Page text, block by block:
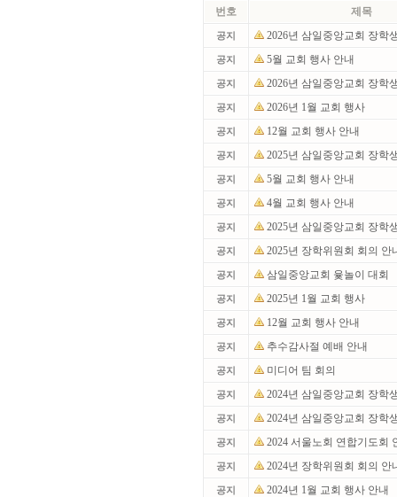
번호 제목
공지 2026년 삼일중앙교회 장학
공지 5월 교회 행사 안내
공지 2026년 삼일중앙교회 장학
공지 2026년 1월 교회 행사
공지 12월 교회 행사 안내
공지 2025년 삼일중앙교회 장학
공지 5월 교회 행사 안내
공지 4월 교회 행사 안내
공지 2025년 삼일중앙교회 장학
공지 2025년 장학위원회 회의 안
공지 삼일중앙교회 윷놀이 대회
공지 2025년 1월 교회 행사
공지 12월 교회 행사 안내
공지 추수감사절 예배 안내
공지 미디어 팀 회의
공지 2024년 삼일중앙교회 장학
공지 2024년 삼일중앙교회 장학
공지 2024 서울노회 연합기도회
공지 2024년 장학위원회 회의 안
공지 2024년 1월 교회 행사 안내